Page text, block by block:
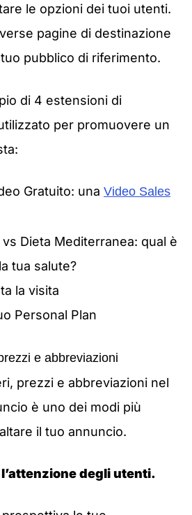
le opzioni dei tuoi utenti.
pagine di destinazione
pubblico di riferimento.
di 4 estensioni di
per promuovere un
Gratuito: una Video Sales
vs Dieta Mediterranea: qual è
tua salute?
la visita
Personal Plan
e abbreviazioni
prezzi e abbreviazioni nel
è uno dei modi più
il tuo annuncio.
degli utenti.